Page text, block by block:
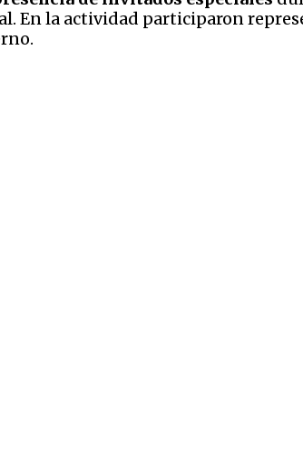
En la actividad participaron